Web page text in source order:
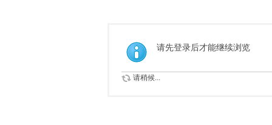
索
请先登录后才能继续浏览
请稍候...